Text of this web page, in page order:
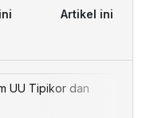
Artikel ini
UU Tipikor dan